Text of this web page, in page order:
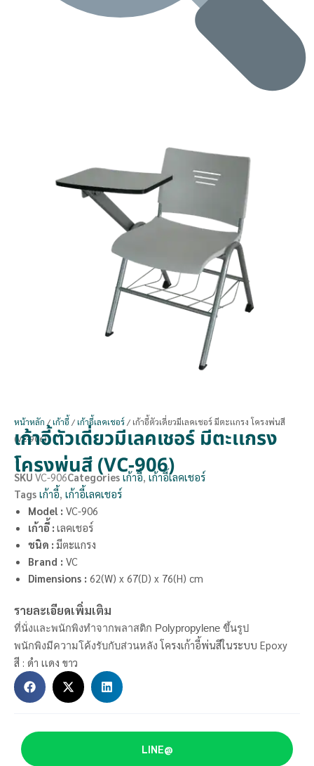
หน้าหลัก /เก้าอี้ /เก้าอี้เลคเชอร์ / เก้าอี้ตัวเดี่ยวมีเลคเชอร์ มีตะเเกรง โครงพ่นสี
(VC-906)
เก้าอี้ตัวเดี่ยวมีเลคเชอร์ มีตะเเกรง
โครงพ่นสี (VC-906)
SKU VC-906Categories เก้าอี้, เก้าอี้เลคเชอร์
Tags เก้าอี้, เก้าอี้เลคเชอร์
Model : VC-906
เก้าอี้ : เลคเชอร์
ชนิด : มีตะแกรง
Brand : VC
Dimensions : 62(W) x 67(D) x 76(H) cm
รายละเอียดเพิ่มเติม
ที่นั่งและพนักพิงทำจากพลาสติก Polypropylene ขึ้นรูป
พนักพิงมีความโค้งรับกับส่วนหลัง โครงเก้าอี้พ่นสีในระบบ Epoxy
สี : ดำ เเดง ขาว
LINE@